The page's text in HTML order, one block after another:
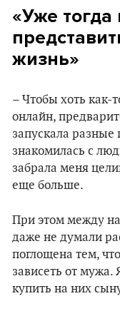
«Уже тогда
жизнь»
– Чтобы хоть как-
онлайн,
запускала разные
знакомилась с
забрала меня
еще больше.
При этом между
даже не думали
поглощена тем,
зависеть от мужа.
купить на них